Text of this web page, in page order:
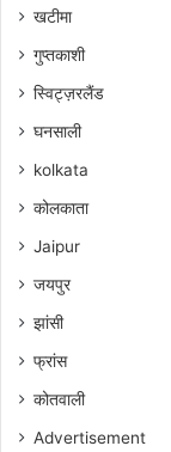
खटीमा
गुप्तकाशी
स्विट्ज़रलैंड
घनसाली
kolkata
कोलकाता
Jaipur
जयपुर
झांसी
फ्रांस
कोतवाली
Advertisement